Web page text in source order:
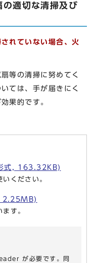
適切な清掃及び
れていない場合、火
等の清掃に努めてく
ては、手が届きにく
果的です。
式, 163.32KB)
ください。
2.25MB)
す。
が必要です。同